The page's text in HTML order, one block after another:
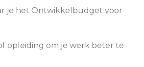
je het Ontwikkelbudget voor
opleiding om je werk beter te